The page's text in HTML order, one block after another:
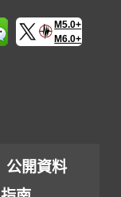
M5.0+
M6.0+
公開資料